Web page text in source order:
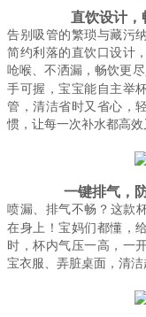
直饮设计，
告别吸管的繁琐与藏污
简约利落的直饮口设计
呛喉、不洒漏，畅饮更尽
手可握，宝宝能自主举
管，清洁省时又省心，
惯，让每一次补水都高效
一键排气 ，
喷漏、排气不畅？这款
在身上！宝妈们都懂，
时，杯内气压一高，一
宝衣服、弄脏桌面，清洁